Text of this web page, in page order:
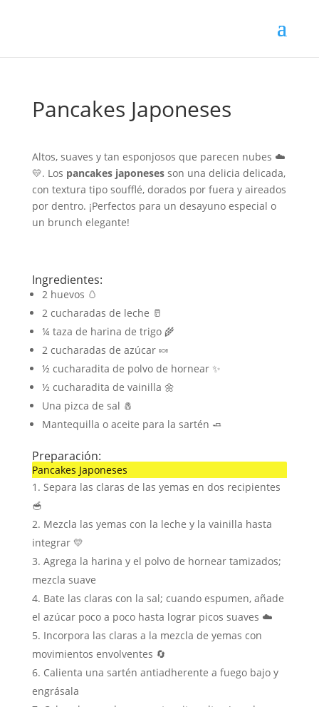
Pancakes Japoneses
Altos, suaves y tan esponjosos que parecen nubes ☁️
💛. Los pancakes japonesesson una delicia delicada,
con textura tipo soufflé, dorados por fuera y aireados
por dentro. ¡Perfectos para un desayuno especial o
un brunch elegante!
Ingredientes:
2 huevos 🥚
2 cucharadas de leche 🥛
¼ taza de harina de trigo 🌾
2 cucharadas de azúcar 🍬
½ cucharadita de polvo de hornear ✨
½ cucharadita de vainilla 🌼
Una pizca de sal 🧂
Mantequilla o aceite para la sartén 🧈
Preparación:
Pancakes Japoneses
Separa las claras de las yemas en dos recipientes
🥣
Mezcla las yemas con la leche y la vainilla hasta
integrar 💛
Agrega la harina y el polvo de hornear tamizados;
mezcla suave
Bate las claras con la sal; cuando espumen, añade
el azúcar poco a poco hasta lograr picos suaves ☁️
Incorpora las claras a la mezcla de yemas con
movimientos envolventes 🔄
Calienta una sartén antiadherente a fuego bajo y
engrásala